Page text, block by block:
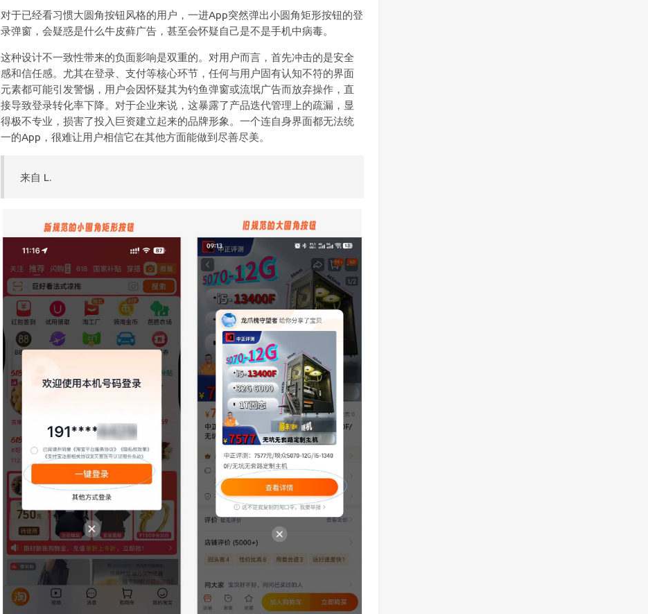
对于已经看习惯大圆角按钮风格的用户，一进App突然弹出小圆角矩形按钮的登
录弹窗，会疑惑是什么牛皮藓广告，甚至会怀疑自己是不是手机中病毒。
这种设计不一致性带来的负面影响是双重的。对用户而言，首先冲击的是安全
感和信任感。尤其在登录、支付等核心环节，任何与用户固有认知不符的界面
元素都可能引发警惕，用户会因怀疑其为钓鱼弹窗或流氓广告而放弃操作，直
接导致登录转化率下降。对于企业来说，这暴露了产品迭代管理上的疏漏，显
得极不专业，损害了投入巨资建立起来的品牌形象。一个连自身界面都无法统
一的App，很难让用户相信它在其他方面能做到尽善尽美。
来自 L.